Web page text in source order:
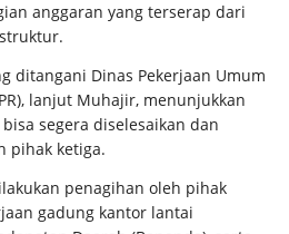
anggaran yang terserap dari
ditangani Dinas Pekerjaan Umum
lanjut Muhajir, menunjukkan
segera diselesaikan dan
pihak ketiga.
penagihan oleh pihak
gadung kantor lantai